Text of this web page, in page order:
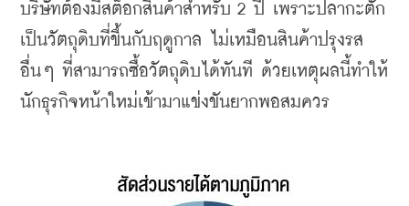
บริษัทต้องมีสต็อกสินค้าสำหรับ 2 ปี เพราะปลากะตัก
เป็นวัตถุดิบที่ขึ้นกับฤดูกาล ไม่เหมือนสินค้าปรุงรส
อื่นๆ ที่สามารถซื้อวัตถุดิบได้ทันที ด้วยเหตุผลนี้ทำให้
นักธุรกิจหน้าใหม่เข้ามาแข่งขันยากพอสมควร